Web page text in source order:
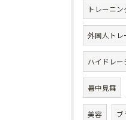
トレーニ
外国人トレ
ハイドレー
暑中見舞
美容 ブ